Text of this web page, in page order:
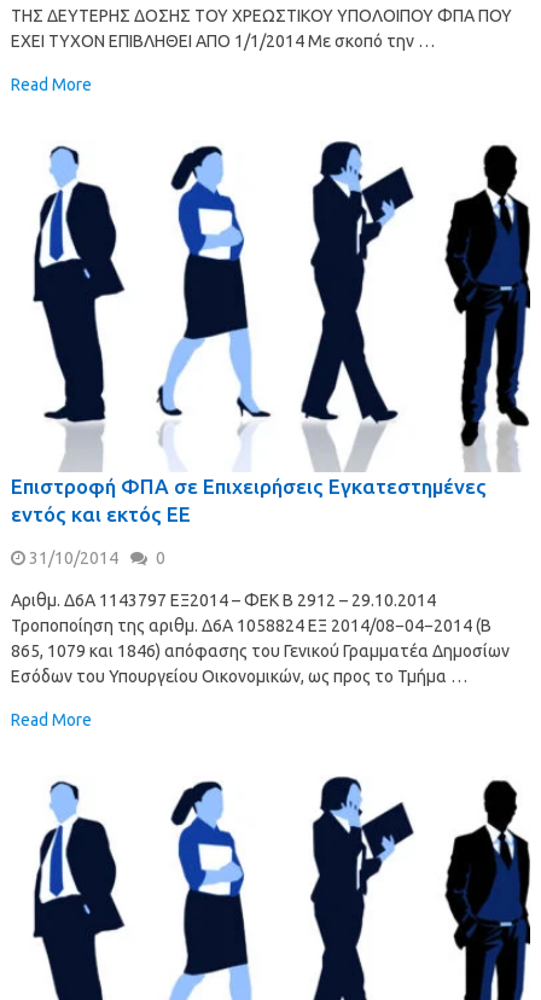
ΤΗΣ ΔΕΥΤΕΡΗΣ ΔΟΣΗΣ ΤΟΥ ΧΡΕΩΣΤΙΚΟΥ ΥΠΟΛΟΙΠΟΥ ΦΠΑ ΠΟΥ
ΕΧΕΙ ΤΥΧΟΝ ΕΠΙΒΛΗΘΕΙ ΑΠΟ 1/1/2014 Με σκοπό την …
Read More
Επιστροφή ΦΠΑ σε Επιχειρήσεις Εγκατεστημένες
εντός και εκτός ΕΕ
31/10/2014 0
Αριθμ. Δ6Α 1143797 ΕΞ2014 – ΦΕΚ B 2912 – 29.10.2014
Τροποποίηση της αριθμ. Δ6Α 1058824 ΕΞ 2014/08−04−2014 (Β
865, 1079 και 1846) απόφασης του Γενικού Γραμματέα Δημοσίων
Εσόδων του Υπουργείου Οικονομικών, ως προς το Τμήμα …
Read More